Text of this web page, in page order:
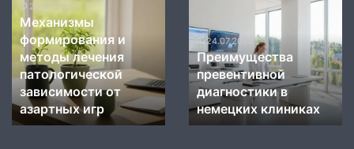
формирования
методы
лечения
патологической
зависимости
от
азартных
24.07.2026
Механизмы
формирования и
методы лечения
патологической
зависимости от
азартных игр
диагностики
немецких
клиниках
24.07.2026
Преимущества
превентивной
диагностики в
немецких клиниках